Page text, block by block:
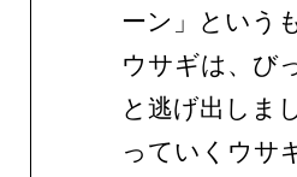
ーン」という
ウサギは、び
と逃げ出しま
っていくウサ